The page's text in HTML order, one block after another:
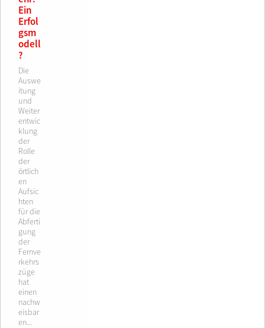
Ein
Erfol
gsm
odell
?
Die
Auswe
itung
und
Weiter
entwic
klung
der
Rolle
der
örtlich
en
Aufsic
hten
für die
Abferti
gung
der
Fernve
rkehrs
züge
hat
einen
nachw
eisbar
en...